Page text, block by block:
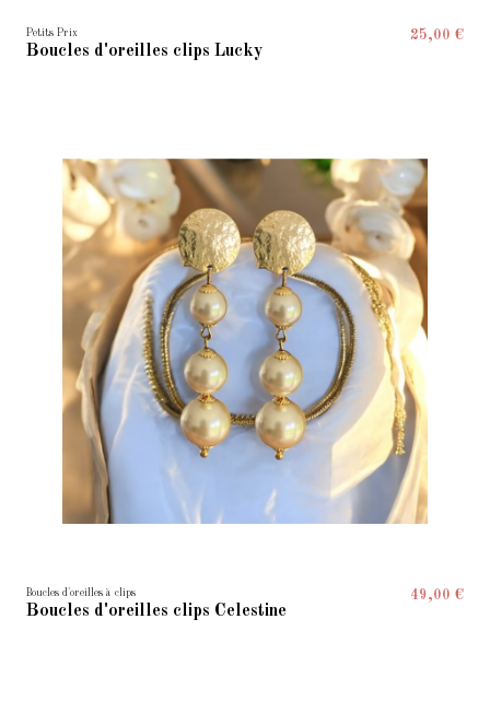
Petits Prix
Boucles d'oreilles clips Lucky
25,00 €
Boucles d'oreilles à clips
Boucles d'oreilles clips Celestine
49,00 €